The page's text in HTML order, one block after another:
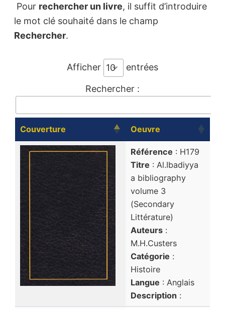
Pour rechercher un livre, il suffit d’introduire
le mot clé souhaité dans le champ
Rechercher.
Afficher entrées
Rechercher :
Couverture Oeuvre
Référence : H179
Titre : Al.Ibadiyya
a bibliography
volume 3
(Secondary
Littérature)
Auteurs :
M.H.Custers
Catégorie :
Histoire
Langue : Anglais
Description :